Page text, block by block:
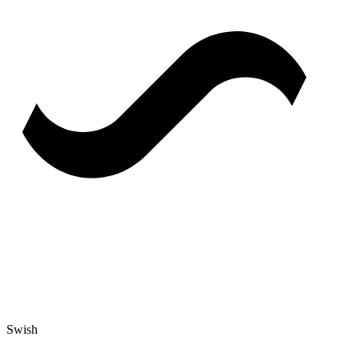
Swish